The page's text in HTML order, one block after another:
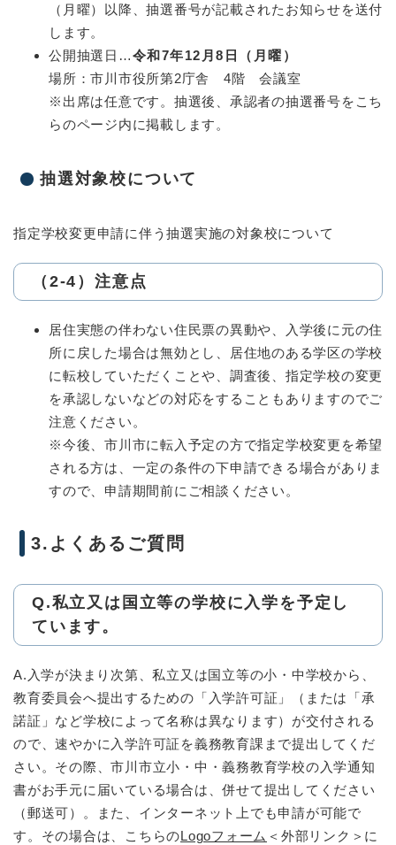
（月曜）以降、抽選番号が記載されたお知らせを送付
します。
公開抽選日…令和7年12月8日（月曜）
場所：市川市役所第2庁舎 4階 会議室
※出席は任意です。抽選後、承認者の抽選番号をこち
らのページ内に掲載します。
抽選対象校について
指定学校変更申請に伴う抽選実施の対象校について
（2-4）注意点
居住実態の伴わない住民票の異動や、入学後に元の住
所に戻した場合は無効とし、居住地のある学区の学校
に転校していただくことや、調査後、指定学校の変更
を承認しないなどの対応をすることもありますのでご
注意ください。
※今後、市川市に転入予定の方で指定学校変更を希望
される方は、一定の条件の下申請できる場合がありま
すので、申請期間前にご相談ください。
3.よくあるご質問
Q.私立又は国立等の学校に入学を予定し
ています。
A.入学が決まり次第、私立又は国立等の小・中学校から、
教育委員会へ提出するための「入学許可証」（または「承
諾証」など学校によって名称は異なります）が交付される
ので、速やかに入学許可証を義務教育課まで提出してくだ
さい。その際、市川市立小・中・義務教育学校の入学通知
書がお手元に届いている場合は、併せて提出してください
（郵送可）。また、インターネット上でも申請が可能で
す。その場合は、こちらのLogoフォーム ＜外部リンク＞ に